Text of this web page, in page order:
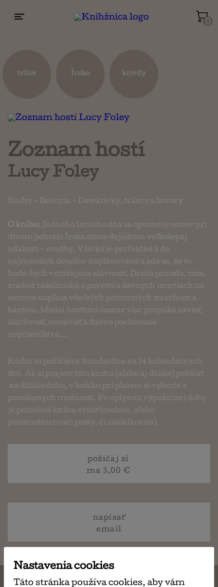
0
triler Írsko krivdy
Zoznam hostí
Lucy Foley
Knihy - Beletria - Detektívky, trilery a horory
O knihe: Jedného letného dňa sa opustený ostrov pri
divom pobreží Írska stane dejiskom veľkolepej
udalosti - svadby. Všetko je perfektné a do
najmenších detailov naplánované a zdá sa, že to
bude dych vyrážajúca slávnosť. Drsná príroda, tma,
zradné rašeliniská a povesti o dávnych úmrtiach na
ostrove naplnia všetkých prítomných strachom a
bázňou. Medzi hosťami čaoraz viac prepuká závisť,
žiarlivosť, nenávisť a dávno pochované
nepriateľstvá...
Kniha sa požičiava štandardne na 14 kalendárnych
dní. Ak si prajete túto knihu (alebo aj ďalšie) požičať
na dlhšiu dobu, v košíku pri platení si vyberte z
ponúkaných možností. Po uplynutí výpožičnej doby
je potrebné knihu vrátiť (osobne, alebo
prostredníctvom pošty, či zásielkovne).
požičaj si
ma 3,00 €
napísať
email
Nastavenia cookies
Táto stránka používa cookies, aby vám